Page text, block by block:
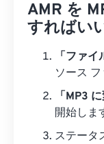
AMR を
すればい
「ファイ
ソース フ
「MP3
開始しま
ステータ